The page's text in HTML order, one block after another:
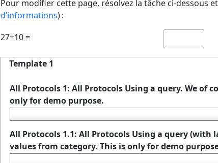
Pour modifier cette page, résolvez la tâche ci-dessous
d’informations) :
27+10 =
Template 1
All Protocols 1: All Protocols Using a query. We of
only for demo purpose.
All Protocols 1.1: All Protocols Using a query (with
values from category. This is only for demo